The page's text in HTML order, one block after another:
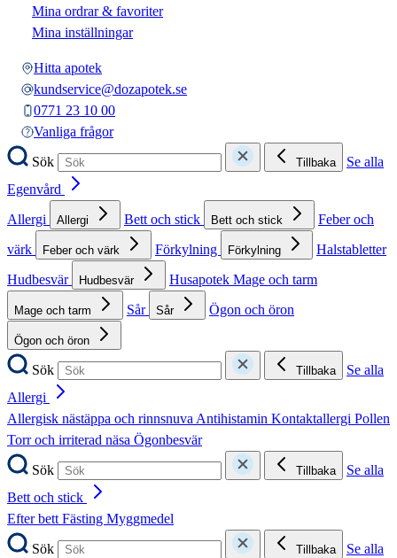
Mina ordrar & favoriter
Mina inställningar
Hitta apotek
kundservice@dozapotek.se
0771 23 10 00
Vanliga frågor
Sök
Tillbaka
Se alla
Egenvård
Allergi
Allergi Bett och stick Bett och stick
Feber och
värk
Feber och värk Förkylning Förkylning
Halstabletter
Hudbesvär
Hudbesvär Husapotek Mage och tarm
Mage och tarm Sår Sår Ögon och öron
Ögon och öron
Sök Tillbaka
Se alla
Allergi
Allergisk nästäppa och rinnsnuvaAntihistamin Kontaktallergi Pollen
Torr och irriterad näsa Ögonbesvär
Sök
Tillbaka
Se alla
Bett och stick
Efter bettFästing Myggmedel
Sök
Tillbaka
Se alla